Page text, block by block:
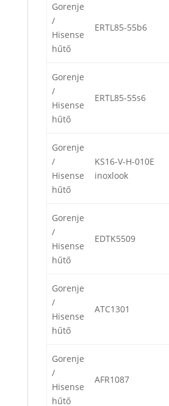
Gorenje
/
Hisense
hűtő
ERTL85-55b6
Gorenje
/
Hisense
hűtő
ERTL85-55s6
Gorenje
/
Hisense
hűtő
KS16-V-H-010E
inoxlook
Gorenje
/
Hisense
hűtő
EDTK5509
Gorenje
/
Hisense
hűtő
ATC1301
Gorenje
/
Hisense
hűtő
AFR1087